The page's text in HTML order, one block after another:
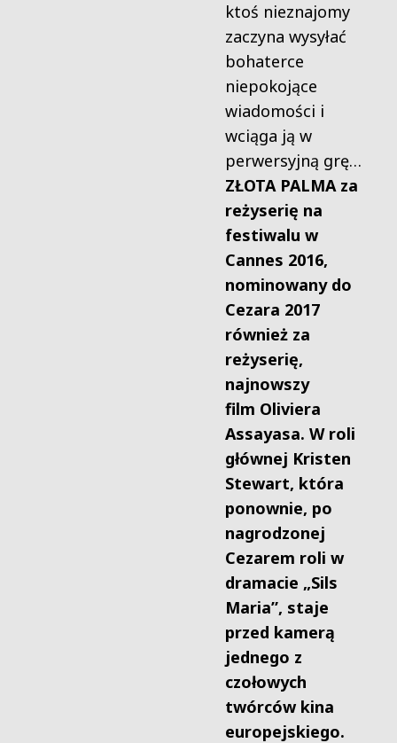
ktoś nieznajomy
zaczyna wysyłać
bohaterce
niepokojące
wiadomości i
wciąga ją w
perwersyjną grę…
ZŁOTA PALMA za
reżyserię na
festiwalu w
Cannes 2016,
nominowany do
Cezara 2017
również za
reżyserię,
najnowszy
film Oliviera
Assayasa. W roli
głównej Kristen
Stewart, która
ponownie, po
nagrodzonej
Cezarem roli w
dramacie „Sils
Maria”, staje
przed kamerą
jednego z
czołowych
twórców kina
europejskiego.